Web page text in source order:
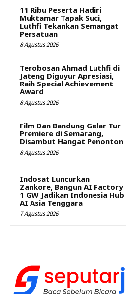
11 Ribu Peserta Hadiri
Muktamar Tapak Suci,
Luthfi Tekankan Semangat
Persatuan
8 Agustus 2026
Terobosan Ahmad Luthfi di
Jateng Diguyur Apresiasi,
Raih Special Achievement
Award
8 Agustus 2026
Film Dan Bandung Gelar Tur
Premiere di Semarang,
Disambut Hangat Penonton
8 Agustus 2026
Indosat Luncurkan
Zankore, Bangun AI Factory
1 GW Jadikan Indonesia Hub
AI Asia Tenggara
7 Agustus 2026